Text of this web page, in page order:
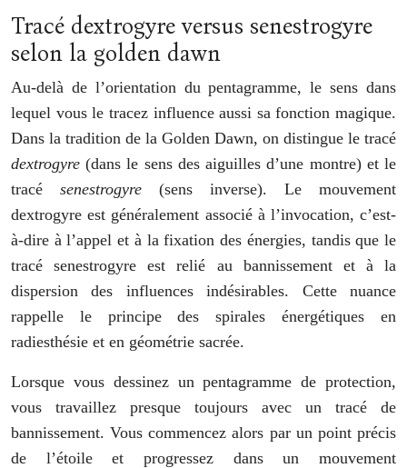
Tracé dextrogyre versus senestrogyre
selon la golden dawn
Au-delà de l’orientation du pentagramme, le sens dans
lequel vous le tracez influence aussi sa fonction magique.
Dans la tradition de la Golden Dawn, on distingue le tracé
dextrogyre (dans le sens des aiguilles d’une montre) et le
tracé senestrogyre (sens inverse). Le mouvement
dextrogyre est généralement associé à l’invocation, c’est-
à-dire à l’appel et à la fixation des énergies, tandis que le
tracé senestrogyre est relié au bannissement et à la
dispersion des influences indésirables. Cette nuance
rappelle le principe des spirales énergétiques en
radiesthésie et en géométrie sacrée.
Lorsque vous dessinez un pentagramme de protection,
vous travaillez presque toujours avec un tracé de
bannissement. Vous commencez alors par un point précis
de l’étoile et progressez dans un mouvement